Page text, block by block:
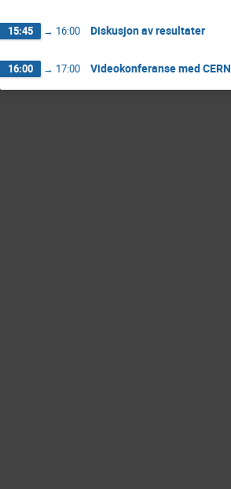
15:45 → 16:00 Diskusjon av resultater
16:00 → 17:00 Videokonferanse med CERN